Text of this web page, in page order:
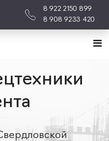
8 922 2150 899
8 908 9233 420